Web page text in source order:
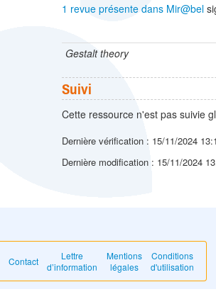
1 revue présente dans Mir@bel
Gestalt theory
Suivi
Cette ressource n'est pas suivie
Dernière vérification : 15/11/2024
Dernière modification : 15/11/2024
Contact
Lettre
d’information
Mentions
légales
Conditions
d'utilisation